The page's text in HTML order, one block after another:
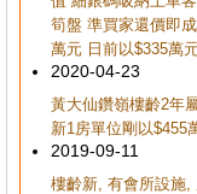
筍盤 準買家還價即
萬元 日前以$335萬
2020-04-23
黃大仙鑽嶺樓齡2年
新1房單位剛以$455
2019-09-11
樓齡新, 有會所設施,